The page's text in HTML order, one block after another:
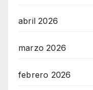
abril 2026
marzo 2026
febrero 2026